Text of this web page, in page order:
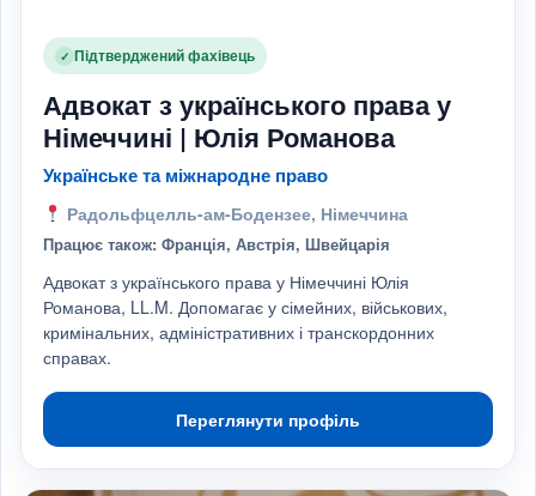
✓ Підтверджений фахівець
Адвокат з українського права у
Німеччині | Юлія Романова
Українське та міжнародне право
Радольфцелль-ам-Бодензее, Німеччина
Працює також: Франція, Австрія, Швейцарія
Адвокат з українського права у Німеччині Юлія
Романова, LL.M. Допомагає у сімейних, військових,
кримінальних, адміністративних і транскордонних
справах.
Переглянути профіль